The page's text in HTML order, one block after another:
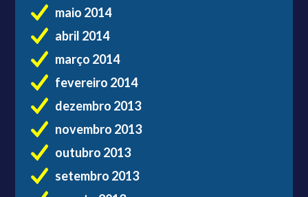
maio 2014
abril 2014
março 2014
fevereiro 2014
dezembro 2013
novembro 2013
outubro 2013
setembro 2013